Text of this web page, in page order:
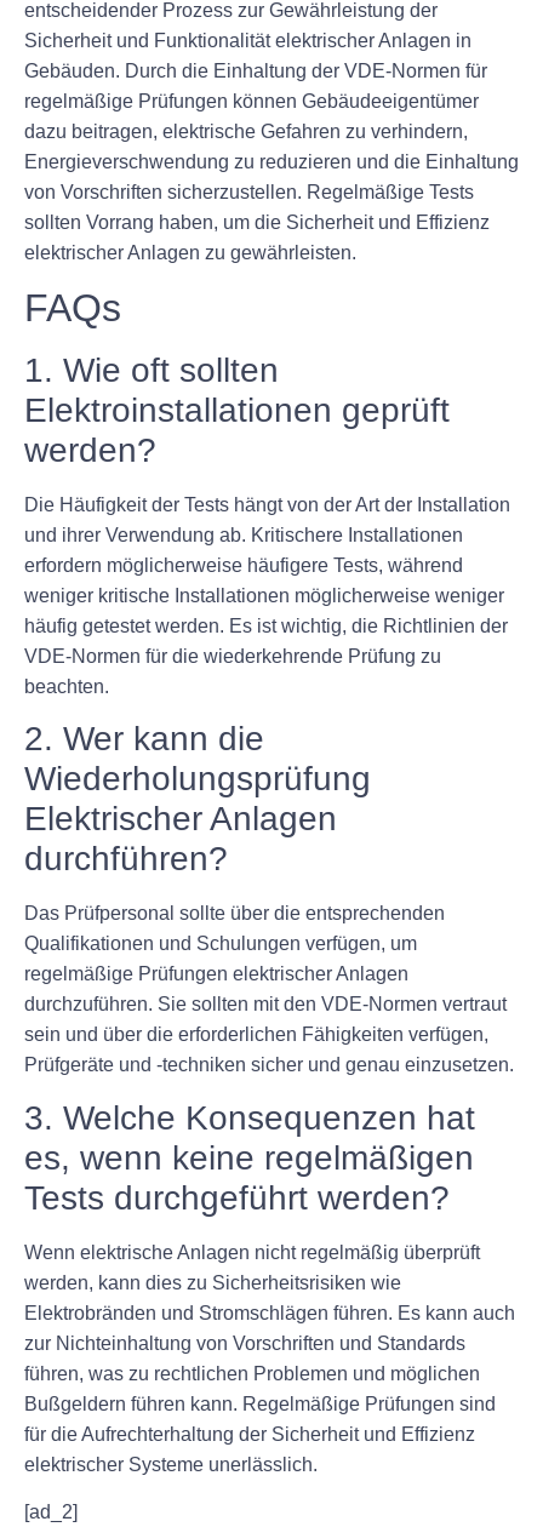
entscheidender Prozess zur Gewährleistung der
Sicherheit und Funktionalität elektrischer Anlagen in
Gebäuden. Durch die Einhaltung der VDE-Normen für
regelmäßige Prüfungen können Gebäudeeigentümer
dazu beitragen, elektrische Gefahren zu verhindern,
Energieverschwendung zu reduzieren und die Einhaltung
von Vorschriften sicherzustellen. Regelmäßige Tests
sollten Vorrang haben, um die Sicherheit und Effizienz
elektrischer Anlagen zu gewährleisten.
FAQs
1. Wie oft sollten
Elektroinstallationen geprüft
werden?
Die Häufigkeit der Tests hängt von der Art der Installation
und ihrer Verwendung ab. Kritischere Installationen
erfordern möglicherweise häufigere Tests, während
weniger kritische Installationen möglicherweise weniger
häufig getestet werden. Es ist wichtig, die Richtlinien der
VDE-Normen für die wiederkehrende Prüfung zu
beachten.
2. Wer kann die
Wiederholungsprüfung
Elektrischer Anlagen
durchführen?
Das Prüfpersonal sollte über die entsprechenden
Qualifikationen und Schulungen verfügen, um
regelmäßige Prüfungen elektrischer Anlagen
durchzuführen. Sie sollten mit den VDE-Normen vertraut
sein und über die erforderlichen Fähigkeiten verfügen,
Prüfgeräte und -techniken sicher und genau einzusetzen.
3. Welche Konsequenzen hat
es, wenn keine regelmäßigen
Tests durchgeführt werden?
Wenn elektrische Anlagen nicht regelmäßig überprüft
werden, kann dies zu Sicherheitsrisiken wie
Elektrobränden und Stromschlägen führen. Es kann auch
zur Nichteinhaltung von Vorschriften und Standards
führen, was zu rechtlichen Problemen und möglichen
Bußgeldern führen kann. Regelmäßige Prüfungen sind
für die Aufrechterhaltung der Sicherheit und Effizienz
elektrischer Systeme unerlässlich.
[ad_2]